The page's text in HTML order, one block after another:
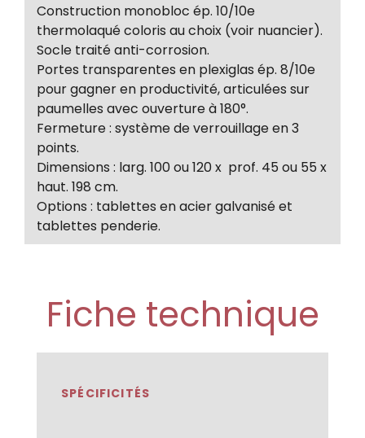
Construction monobloc ép. 10/10e
thermolaqué coloris au choix (voir nuancier).
Socle traité anti-corrosion.
Portes transparentes en plexiglas ép. 8/10e
pour gagner en productivité, articulées sur
paumelles avec ouverture à 180°.
Fermeture : système de verrouillage en 3
points.
Dimensions : larg. 100 ou 120 x prof. 45 ou 55 x
haut. 198 cm.
Options : tablettes en acier galvanisé et
tablettes penderie.
Fiche technique
SPÉCIFICITÉS